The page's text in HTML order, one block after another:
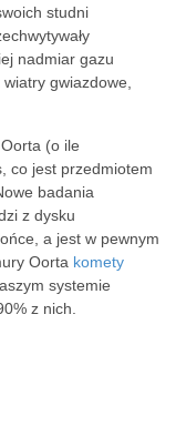
studni
nadmiar gazu
gwiazdowe,
(o ile
co jest przedmiotem
badania
z dysku
a jest w pewnym
Oorta komety
systemie
z nich.